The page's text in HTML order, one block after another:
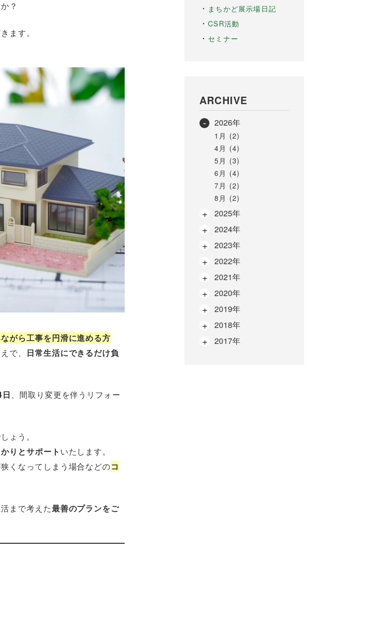
？
ます。
ながら工事を円滑に進める方
で、 日常生活にできるだけ負
、間取り変更を伴うリフォー
ょう。
りとサポート いたします。
くなってしまう場合などのコ
まで考えた最善のプランをご
まちかど展示場日記
CSR活動
セミナー
ARCHIVE
2026年
1月 (2)
4月 (4)
5月 (3)
6月 (4)
7月 (2)
8月 (2)
2025年
2024年
2023年
2022年
2021年
2020年
2019年
2018年
2017年